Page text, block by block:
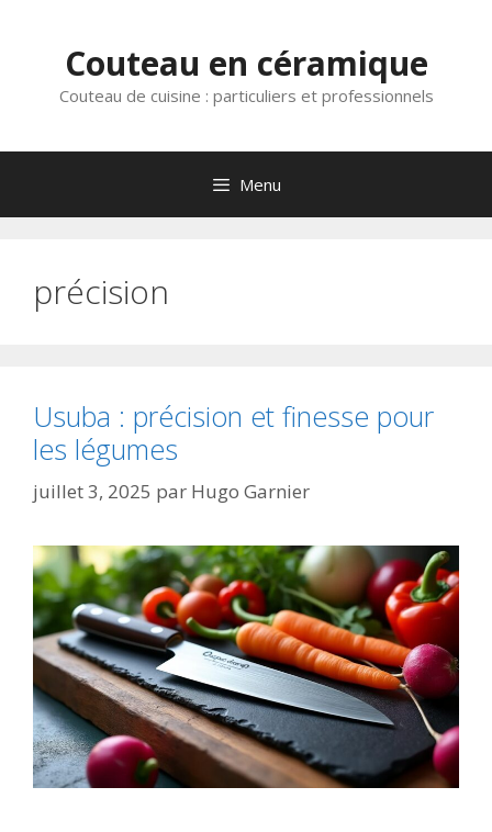
contenuCouteau en céramique
Couteau de cuisine : particuliers et professionnels
Menu
précision
Usuba : précision et finesse pour
les légumes
juillet 3, 2025 par Hugo Garnier